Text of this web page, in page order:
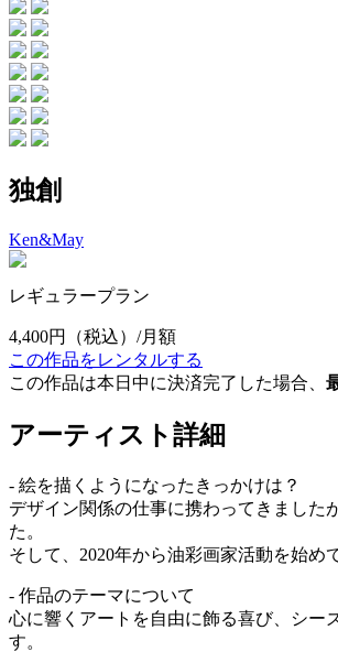
独創
Ken&May
レギュラープラン
4,400円
（税込）/月額
この作品をレンタルする
この作品は本日中に決済完了した場合、
アーティスト詳細
- 絵を描くようになったきっかけは？
デザイン関係の仕事に携わってきました
た。
そして、2020年から油彩画家活動を始め
- 作品のテーマについて
心に響くアートを自由に飾る喜び、シー
す。